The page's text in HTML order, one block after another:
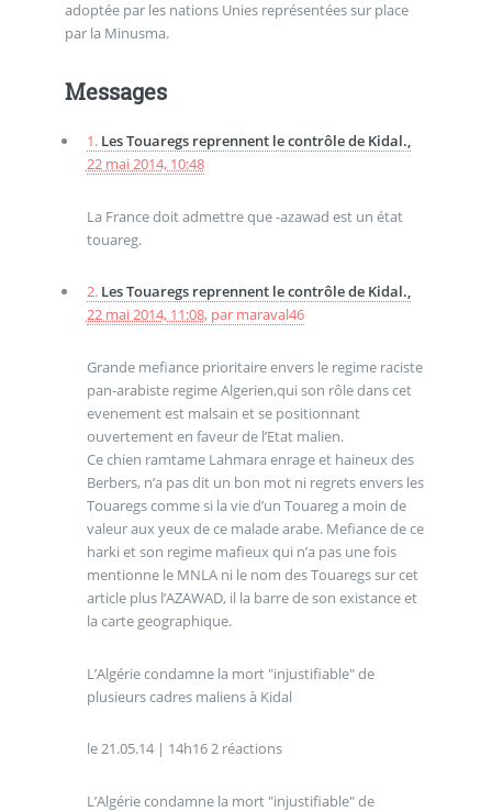
adoptée par les nations Unies représentées sur place
par la Minusma.
Messages
1. Les Touaregs reprennent le contrôle de Kidal.,
22 mai 2014, 10:48
La France doit admettre que -azawad est un état
touareg.
2. Les Touaregs reprennent le contrôle de Kidal.,
22 mai 2014, 11:08, par maraval46
Grande mefiance prioritaire envers le regime raciste
pan-arabiste regime Algerien,qui son rôle dans cet
evenement est malsain et se positionnant
ouvertement en faveur de l’Etat malien.
Ce chien ramtame Lahmara enrage et haineux des
Berbers, n’a pas dit un bon mot ni regrets envers les
Touaregs comme si la vie d’un Touareg a moin de
valeur aux yeux de ce malade arabe. Mefiance de ce
harki et son regime mafieux qui n’a pas une fois
mentionne le MNLA ni le nom des Touaregs sur cet
article plus l’AZAWAD, il la barre de son existance et
la carte geographique.
L’Algérie condamne la mort "injustifiable" de
plusieurs cadres maliens à Kidal
le 21.05.14 | 14h16 2 réactions
L’Algérie condamne la mort "injustifiable" de